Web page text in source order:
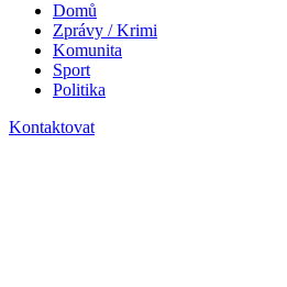
Domů
Zprávy / Krimi
Komunita
Sport
Politika
Kontaktovat